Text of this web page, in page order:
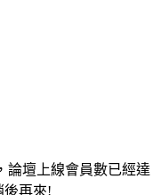
論壇上線會員數已經達
後再來!